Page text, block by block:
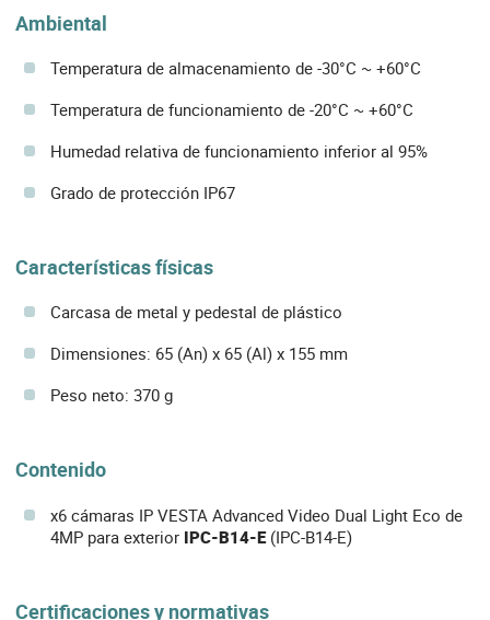
Ambiental
Temperatura de almacenamiento de -30°C ~ +60°C
Temperatura de funcionamiento de -20°C ~ +60°C
Humedad relativa de funcionamiento inferior al 95%
Grado de protección IP67
Características físicas
Carcasa de metal y pedestal de plástico
Dimensiones: 65 (An) x 65 (Al) x 155 mm
Peso neto: 370 g
Contenido
x6 cámaras IP VESTA Advanced Video Dual Light Eco de
4MP para exterior IPC-B14-E(IPC-B14-E)
Certificaciones y normativas